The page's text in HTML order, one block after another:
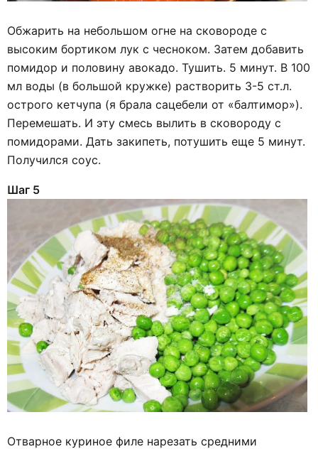
Обжарить на небольшом огне на сковороде с
высоким бортиком лук с чесноком. Затем добавить
помидор и половину авокадо. Тушить. 5 минут. В 100
мл воды (в большой кружке) растворить 3-5 ст.л.
острого кетчупа (я брала сацебели от «балтимор»).
Перемешать. И эту смесь вылить в сковороду с
помидорами. Дать закипеть, потушить еще 5 минут.
Получился соус.
Шаг 5
Отварное куриное филе нарезать средними